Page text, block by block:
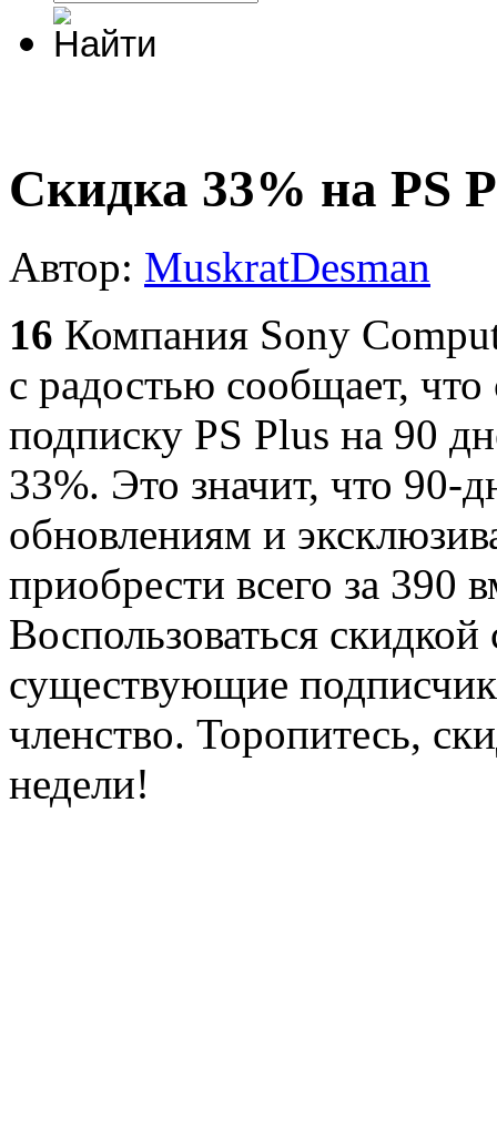
Скидка 33% на PS
Автор: MuskratDesman
16 Компания Sony
с радостью сообщает,
подписку PS Plus на 90
33%. Это значит, что 90-
обновлениям и
приобрести всего за 390
Воспользоваться
существующие
членство. Торопитесь,
недели!